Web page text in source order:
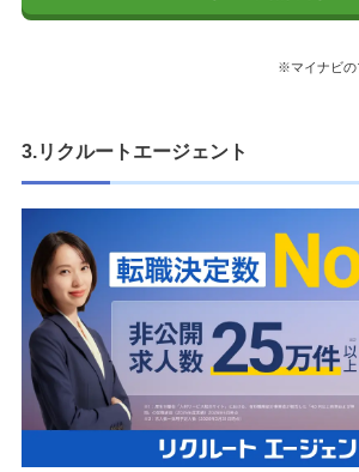
※マイナビの
3.リクルートエージェント